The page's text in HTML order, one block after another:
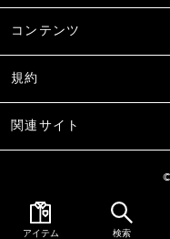
コンテンツ
規約
関連サイト
アイテム 検索